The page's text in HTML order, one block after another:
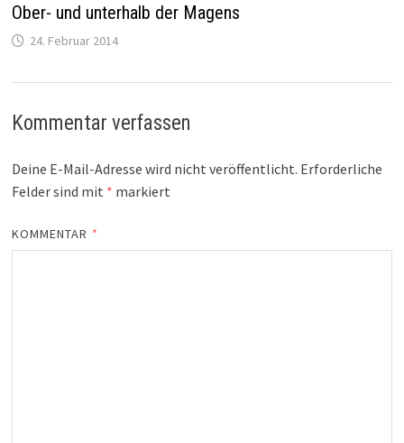
Ober- und unterhalb der Magens
24. Februar 2014
Kommentar verfassen
Deine E-Mail-Adresse wird nicht veröffentlicht. Erforderliche
Felder sind mit * markiert
KOMMENTAR *